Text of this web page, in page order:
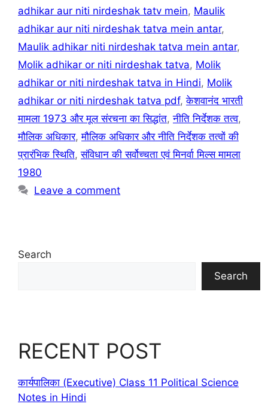
adhikar aur niti nirdeshak tatv mein, Maulik
adhikar aur niti nirdeshak tatva mein antar,
Maulik adhikar niti nirdeshak tatva mein antar,
Molik adhikar or niti nirdeshak tatva, Molik
adhikar or niti nirdeshak tatva in Hindi, Molik
adhikar or niti nirdeshak tatva pdf,केशवानंद भारती
मामला 1973 और मूल संरचना का सिद्धांत,नीति निर्देशक तत्व,
मौलिक अधिकार,मौलिक अधिकार और नीति निर्देशक तत्वों की
प्रारंभिक स्थिति,संविधान की सर्वोच्चता एवं मिनर्वा मिल्स मामला
1980
Leave a comment
Search
Search
RECENT POST
कार्यपालिका (Executive) Class 11 Political Science
Notes in Hindi